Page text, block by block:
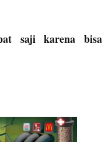
saji karena bisa